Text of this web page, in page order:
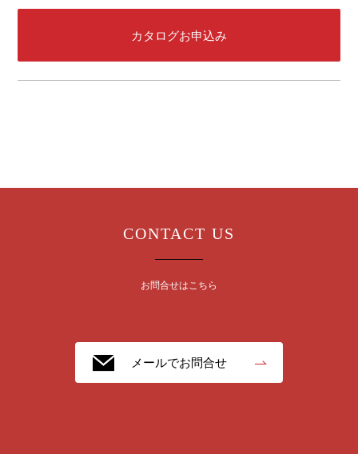
カタログお申込み
CONTACT US
お問合せはこちら
メールでお問合せ